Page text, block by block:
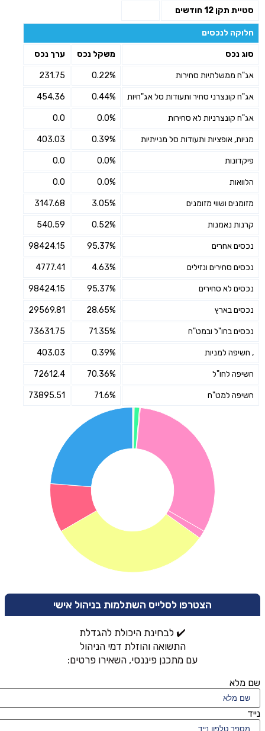
סטיית תקן 12 חודשים
חלוקה לנכסים
סוג נכס משקל נכס ערך נכס
אג"ח ממשלתיות סחירות 0.22%
231.75
אג"ח קונצרני סחיר ותעודות סל אג"חיות 0.44%
454.36
אג"ח קונצרניות לא סחירות 0.0%
0.0
מניות, אופציות ותעודות סל מנייתיות 0.39%
403.03
פיקדונות 0.0%
0.0
הלוואות 0.0%
0.0
מזומנים ושווי מזומנים 3.05%
3147.68
קרנות נאמנות 0.52%
540.59
נכסים אחרים 95.37%
98424.15
נכסים סחירים ונזילים 4.63%
4777.41
נכסים לא סחירים 95.37%
98424.15
נכסים בארץ 28.65%
29569.81
נכסים בחו"ל ובמט"ח 71.35%
73631.75
, חשיפה למניות 0.39%
403.03
חשיפה לחו"ל 70.36%
72612.4
חשיפה למט"ח 71.6%
73895.51
הצטרפו לסלייס השתלמות בניהול אישי
✔️ לבחינת היכולת להגדלת
התשואה והוזלת דמי הניהול
עם מתכנן פיננסי, השאירו פרטים:
שם מלא
נייד